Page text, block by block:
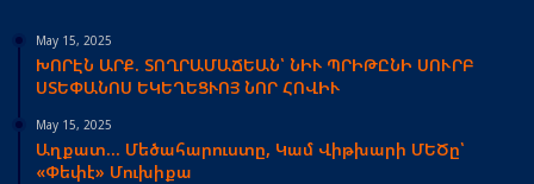
May 15, 2025
ԽՈՐԷՆ ԱՐՔ. ՏՈՂՐԱՄԱՃԵԱՆ՝ ՆԻՒ ՊՐԻԹԸՆԻ ՍՈՒՐԲ
ՍՏԵՓԱՆՈՍ ԵԿԵՂԵՑՒՈՅ ՆՈՐ ՀՈՎԻՒ
May 15, 2025
Աղքատ… Մեծահարուստը, Կամ Վիթխարի ՄԵԾը՝
«Փեփէ» Մուխիքա